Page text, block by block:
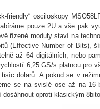
friendly“ osciloskopy
pouze 2U a vše pak
řízené moduly staví na
(Effective Number of Bits),
až 64 digitálních, nebo
6,25 GS/s platnou pro
dolarů. A pokud se v
se na svislé ose až na 16
dosáhnout oproti klasickým